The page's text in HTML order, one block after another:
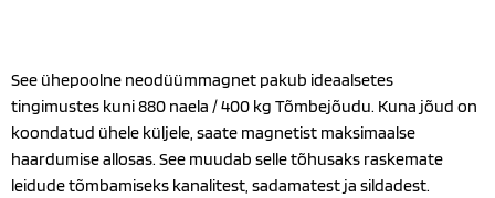
See ühepoolne neodüümmagnet pakub ideaalsetes
tingimustes kuni 880 naela / 400 kg Tõmbejõudu. Kuna jõud on
koondatud ühele küljele, saate magnetist maksimaalse
haardumise allosas. See muudab selle tõhusaks raskemate
leidude tõmbamiseks kanalitest, sadamatest ja sildadest.